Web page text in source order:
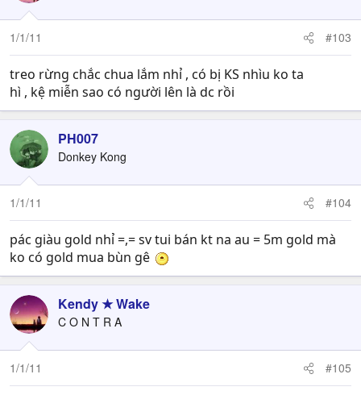
1/1/11 #103
treo rừng chắc chua lắm nhỉ , có bị KS nhìu ko ta
hì , kệ miễn sao có người lên là dc rồi
PH007
Donkey Kong
1/1/11 #104
pác giàu gold nhỉ =,= sv tui bán kt na au = 5m gold mà
ko có gold mua bùn gê
Kendy ★ Wake
C O N T R A
1/1/11 #105